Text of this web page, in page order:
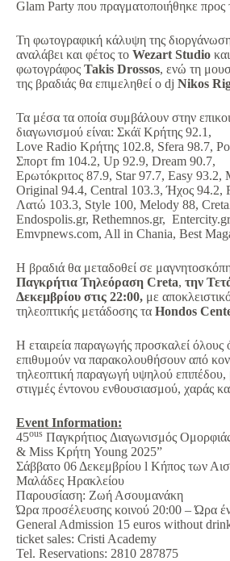
Glam Party που πραγματοποιήθηκε προς
Τη φωτογραφική κάλυψη της
αναλάβει και φέτος το Wezart Studio
φωτογράφος Takis Drossos, ενώ τη
της βραδιάς θα επιμεληθεί ο dj Nikos
Τα μέσα τα οποία συμβάλουν στην
διαγωνισμού είναι: Σκάϊ Κρήτης 92.1,
Love Radio Κρήτης 102.8, Sfera 98.7,
Σπορτ fm 104.2, Up 92.9, Dream 90.7,
Ερωτόκριτος 87.9, Star 97.7, Easy 93.2,
Original 94.4, Central 103.3, Ήχος 94.2,
Λατώ 103.3, Style 100, Melody 88,
Εndospolis.gr, Rethemnos.gr,
Emvpnews.com, All in Chania, Best
Η βραδιά θα μεταδοθεί σε
Παγκρήτια Τηλεόραση Creta, την
Δεκεμβρίου στις 22:00, με
τηλεοπτικής μετάδοσης τα Hondos
Η εταιρεία παραγωγής προσκαλεί όλους
επιθυμούν να παρακολουθήσουν από
τηλεοπτική παραγωγή υψηλού επιπέδου,
στιγμές έντονου ενθουσιασμού, χαράς
Event Information:
45ous Παγκρήτιος Διαγωνισμός
& Miss Κρήτη Young 2025”
Σάββατο 06 Δεκεμβρίου l Κήπος των
Μαλάδες Ηρακλείου
Παρουσίαση: Ζωή Ασουμανάκη
Ώρα προσέλευσης κοινού 20:00 – Ώρα
General Admission 15 euros without
ticket sales: Cristi Academy
Tel. Reservations: 2810 287875